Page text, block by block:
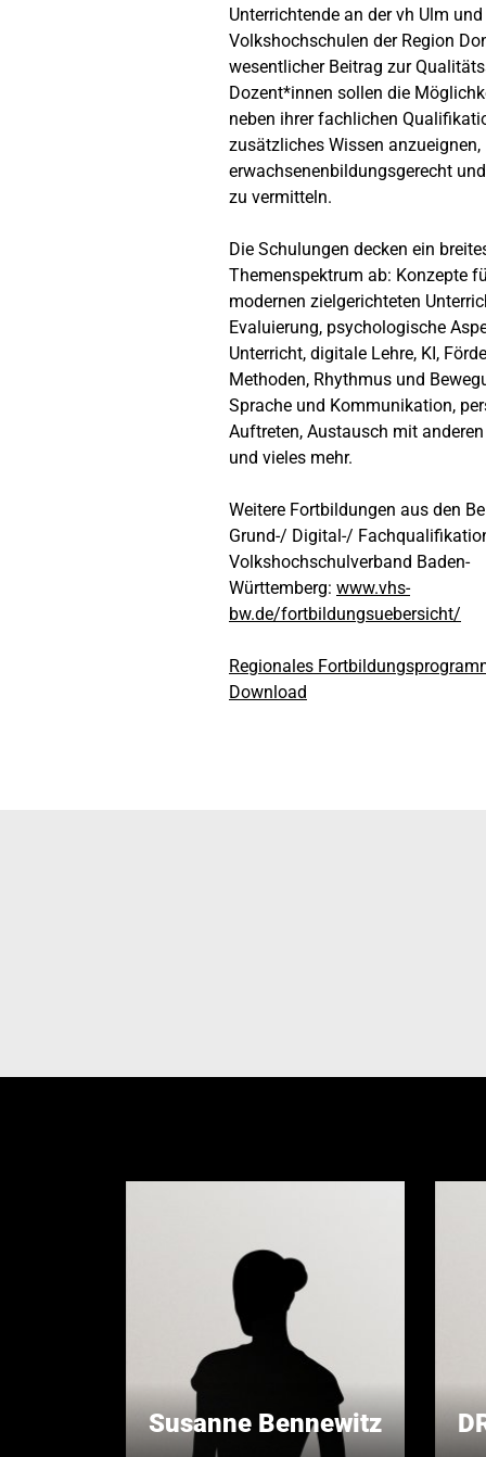
Unterrichtende an der vh Ulm
Volkshochschulen der Region
wesentlicher Beitrag zur
Dozent*innen sollen die
neben ihrer fachlichen
zusätzliches Wissen
erwachsenenbildungsgerecht
zu vermitteln.
Die Schulungen decken ein
Themenspektrum ab: Konzepte
modernen zielgerichteten
Evaluierung, psychologische
Unterricht, digitale Lehre, KI,
Methoden, Rhythmus und
Sprache und Kommunikation,
Auftreten, Austausch mit
und vieles mehr.
Weitere Fortbildungen aus den
Grund-/ Digital-/
Volkshochschulverband Baden-
Württemberg: www.vhs-
bw.de/fortbildungsuebersicht/
Regionales
Download
Susanne Bennewitz